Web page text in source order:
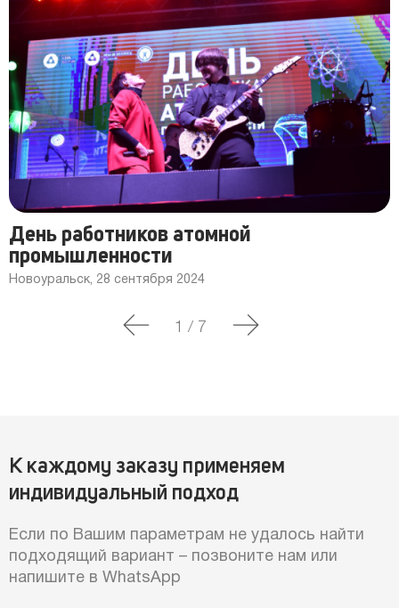
День работников атомной
промышленности
Новоуральск, 28 сентября 2024
1 / 7
К каждому заказу применяем
индивидуальный подход
Если по Вашим параметрам не удалось найти
подходящий вариант – позвоните нам или
напишите в WhatsApp